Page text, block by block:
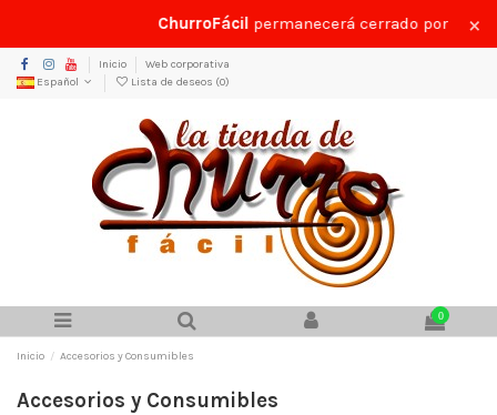
ChurroFácilpermanecerá cerrado por ×
Inicio
Web corporativa
Español
Lista de deseos (0)
0
Inicio Accesorios y Consumibles
Accesorios y Consumibles